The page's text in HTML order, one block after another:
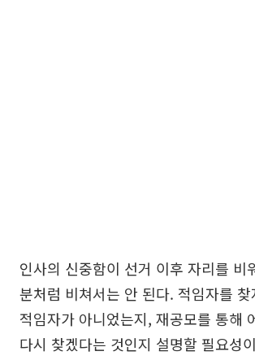
인사의 신중함이 선거 이후 자리를 비
분처럼 비쳐서는 안 된다. 적임자를
적임자가 아니었는지, 재공모를 통해
다시 찾겠다는 것인지 설명할 필요성